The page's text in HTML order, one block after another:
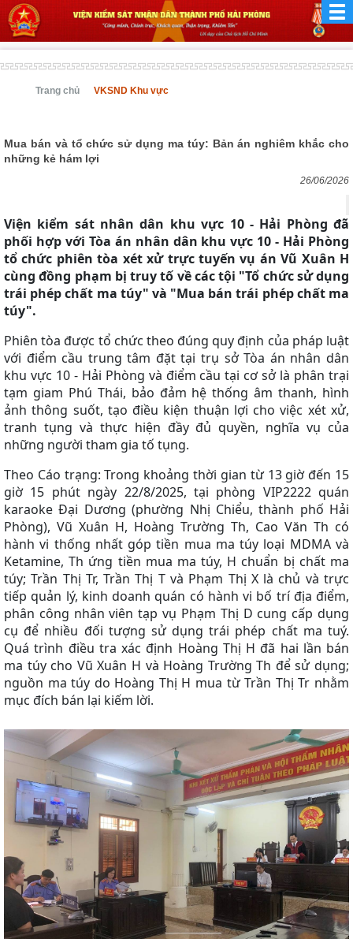
Trang chủ VKSND Khu vực
Mua bán và tổ chức sử dụng ma túy: Bản án nghiêm khắc cho
những kẻ hám lợi
26/06/2026
Viện kiểm sát nhân dân khu vực 10 - Hải Phòng đã
phối hợp với Tòa án nhân dân khu vực 10 - Hải Phòng
tổ chức phiên tòa xét xử trực tuyến vụ án Vũ Xuân H
cùng đồng phạm bị truy tố về các tội "Tổ chức sử dụng
trái phép chất ma túy" và "Mua bán trái phép chất ma
túy".
Phiên tòa được tổ chức theo đúng quy định của pháp luật
với điểm cầu trung tâm đặt tại trụ sở Tòa án nhân dân
khu vực 10 - Hải Phòng và điểm cầu tại cơ sở là phân trại
tạm giam Phú Thái, bảo đảm hệ thống âm thanh, hình
ảnh thông suốt, tạo điều kiện thuận lợi cho việc xét xử,
tranh tụng và thực hiện đầy đủ quyền, nghĩa vụ của
những người tham gia tố tụng.
Theo Cáo trạng: Trong khoảng thời gian từ 13 giờ đến 15
giờ 15 phút ngày 22/8/2025, tại phòng VIP2222 quán
karaoke Đại Dương (phường Nhị Chiểu, thành phố Hải
Phòng), Vũ Xuân H, Hoàng Trường Th, Cao Văn Th có
hành vi thống nhất góp tiền mua ma túy loại MDMA và
Ketamine, Th ứng tiền mua ma túy, H chuẩn bị chất ma
túy; Trần Thị Tr, Trần Thị T và Phạm Thị X là chủ và trực
tiếp quản lý, kinh doanh quán có hành vi bố trí địa điểm,
phân công nhân viên tạp vụ Phạm Thị D cung cấp dụng
cụ để nhiều đối tượng sử dụng trái phép chất ma tuý.
Quá trình điều tra xác định Hoàng Thị H đã hai lần bán
ma túy cho Vũ Xuân H và Hoàng Trường Th để sử dụng;
nguồn ma túy do Hoàng Thị H mua từ Trần Thị Tr nhằm
mục đích bán lại kiếm lời.